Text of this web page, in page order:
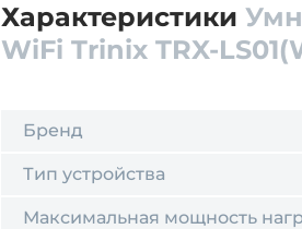
Характеристики
WiFi Trinix TRX-
Бренд
Тип устройства
Максимальная мощность